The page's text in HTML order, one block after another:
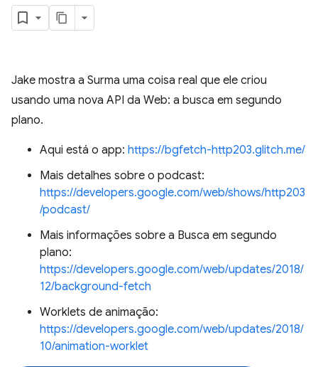
Jake mostra a Surma uma coisa real que ele criou
usando uma nova API da Web: a busca em segundo
plano.
Aqui está o app: https://bgfetch-http203.glitch.me/
Mais detalhes sobre o podcast:
https://developers.google.com/web/shows/http203
/podcast/
Mais informações sobre a Busca em segundo
plano:
https://developers.google.com/web/updates/2018/
12/background-fetch
Worklets de animação:
https://developers.google.com/web/updates/2018/
10/animation-worklet